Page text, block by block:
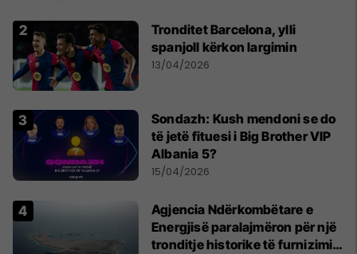
Tronditet Barcelona, ylli
spanjoll kërkon largimin
13/04/2026
Sondazh: Kush mendoni se do
të jetë fituesi i Big Brother VIP
Albania 5?
15/04/2026
Agjencia Ndërkombëtare e
Energjisë paralajmëron për një
tronditje historike të furnizimit